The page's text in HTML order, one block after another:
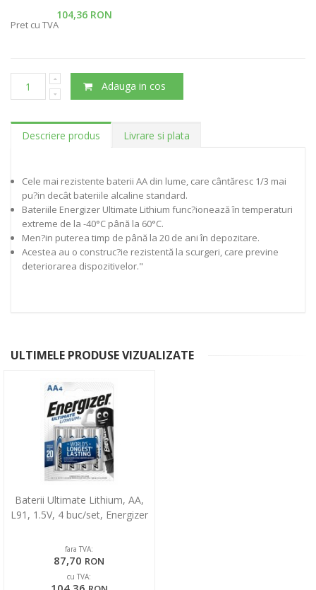
104,36 RON
Pret cu TVA
Adauga in cos
Descriere produs Livrare si plata
Cele mai rezistente baterii AA din lume, care cântăresc 1/3 mai
pu?in decât bateriile alcaline standard.
Bateriile Energizer Ultimate Lithium func?ionează în temperaturi
extreme de la -40°C până la 60°C.
Men?in puterea timp de până la 20 de ani în depozitare.
Acestea au o construc?ie rezistentă la scurgeri, care previne
deteriorarea dispozitivelor."
ULTIMELE PRODUSE VIZUALIZATE
Baterii Ultimate Lithium, AA,
L91, 1.5V, 4 buc/set, Energizer
fara TVA:
87,70 RON
cu TVA: